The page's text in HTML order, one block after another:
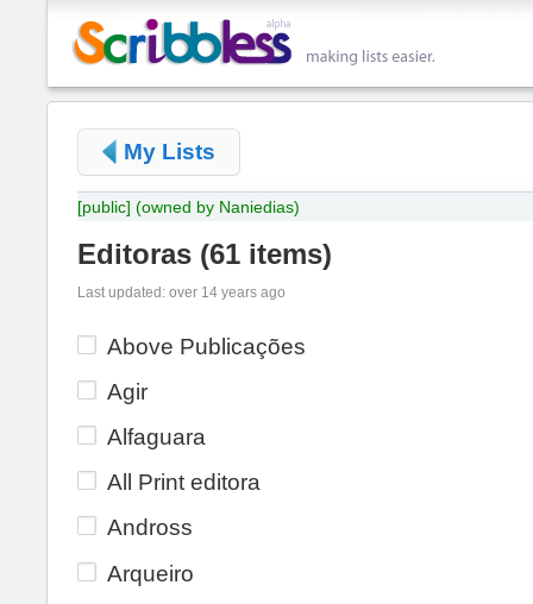
My Lists
[public] (owned by Naniedias)
Editoras (61 items)
Last updated: over 14 years ago
Above Publicações
Agir
Alfaguara
All Print editora
Andross
Arqueiro